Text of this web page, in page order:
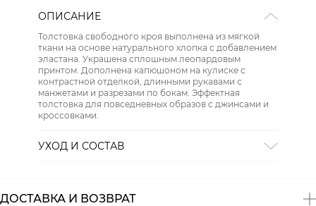
ОПИСАНИЕ
Толстовка свободного кроя выполнена из мягкой
ткани на основе натурального хлопка с добавлением
эластана. Украшена сплошным леопардовым
принтом. Дополнена капюшоном на кулиске с
контрастной отделкой, длинными рукавами с
манжетами и разрезами по бокам. Эффектная
толстовка для повседневных образов с джинсами и
кроссовками.
УХОД И СОСТАВ
ДОСТАВКА И ВОЗВРАТ